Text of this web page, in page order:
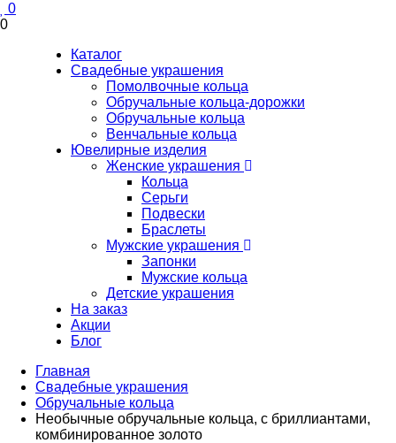
0
0
Каталог
Свадебные украшения
Помолвочные кольца
Обручальные кольца-дорожки
Обручальные кольца
Венчальные кольца
Ювелирные изделия
Женские украшения
Кольца
Серьги
Подвески
Браслеты
Мужские украшения
Запонки
Мужские кольца
Детские украшения
На заказ
Акции
Блог
Главная
Свадебные украшения
Обручальные кольца
Необычные обручальные кольца, с бриллиантами,
комбинированное золото